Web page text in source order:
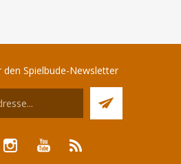
den Spielbude-Newsletter